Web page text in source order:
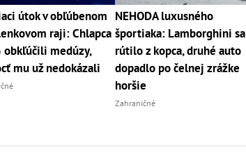
útok v obľúbenom
raji: Chlapca
obkľúčili medúzy,
mu už nedokázali
NEHODA luxusného
športiaka: Lamborghini sa
rútilo z kopca, druhé auto
dopadlo po čelnej zrážke
horšie
Zahraničné